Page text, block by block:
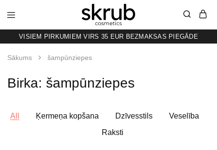
SKRUB
KAFIJAS
SKRUBIS
RAŽOTS
LATVIJĀ
VISIEM PIRKUMIEM VIRS 35 EUR BEZMAKSAS PIEGĀDE
Sākums šampūnziepes
Birka: šampūnziepes
All Ķermeņa kopšana Dzīvesstils
Veselība
Raksti